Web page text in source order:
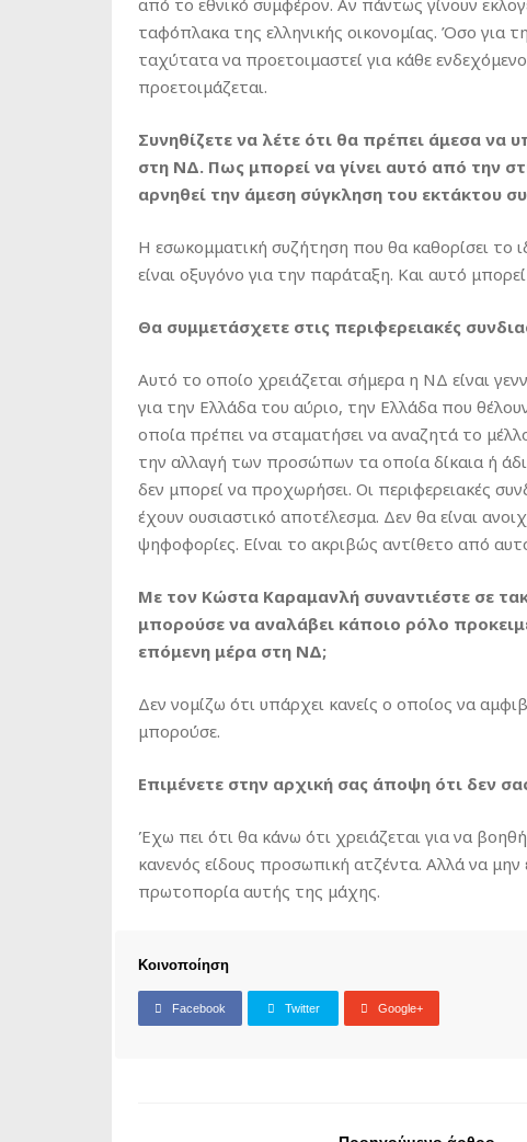
από το εθνικό συμφέρον. Αν πάντως γίνουν
ταφόπλακα της ελληνικής οικονομίας. Όσο για
ταχύτατα να προετοιμαστεί για κάθε
προετοιμάζεται.
Συνηθίζετε να λέτε ότι θα πρέπει άμεσα
στη ΝΔ. Πως μπορεί να γίνει αυτό από την
αρνηθεί την άμεση σύγκληση του εκτάκτου
Η εσωκομματική συζήτηση που θα καθορίσει το
είναι οξυγόνο για την παράταξη. Και αυτό
Θα συμμετάσχετε στις περιφερειακές
Αυτό το οποίο χρειάζεται σήμερα η ΝΔ είναι
για την Ελλάδα του αύριο, την Ελλάδα που
οποία πρέπει να σταματήσει να αναζητά το
την αλλαγή των προσώπων τα οποία δίκαια ή
δεν μπορεί να προχωρήσει. Οι περιφερειακές
έχουν ουσιαστικό αποτέλεσμα. Δεν θα είναι
ψηφοφορίες. Είναι το ακριβώς αντίθετο από
Με τον Κώστα Καραμανλή συναντιέστε σε
μπορούσε να αναλάβει κάποιο ρόλο
επόμενη μέρα στη ΝΔ;
Δεν νομίζω ότι υπάρχει κανείς ο οποίος να
μπορούσε.
Επιμένετε στην αρχική σας άποψη ότι δεν
Έχω πει ότι θα κάνω ότι χρειάζεται για να
κανενός είδους προσωπική ατζέντα. Αλλά να
πρωτοπορία αυτής της μάχης.
Κοινοποίηση
Facebook Twitter Google+